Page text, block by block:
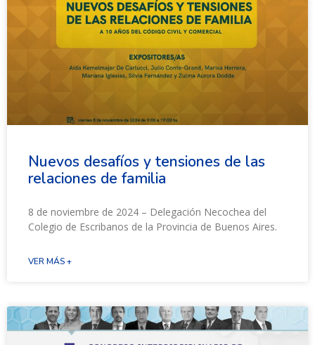
Nuevos desafíos y tensiones de las
relaciones de familia
8 de noviembre de 2024 – Delegación Necochea del
Colegio de Escribanos de la Provincia de Buenos Aires.
VER MÁS +